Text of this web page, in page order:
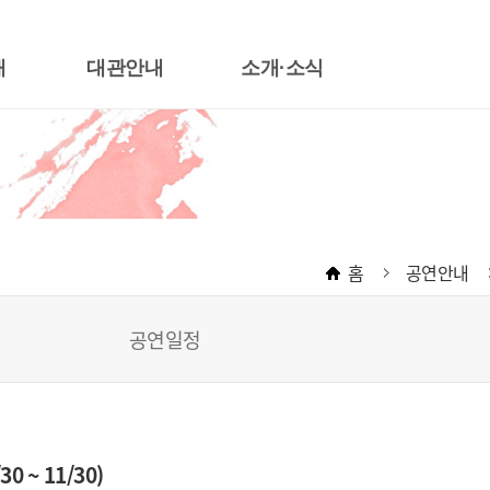
대관안내
대관절차
대관료안내
대관신청서식안내
공연장 안전교육
소개·소식
공연일정
홈 공연안내
~ 11/30)